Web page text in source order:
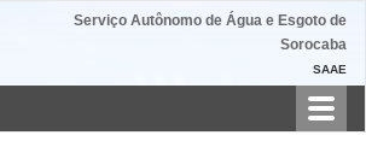
Serviço Autônomo de Água e Esgoto de
Sorocaba
SAAE